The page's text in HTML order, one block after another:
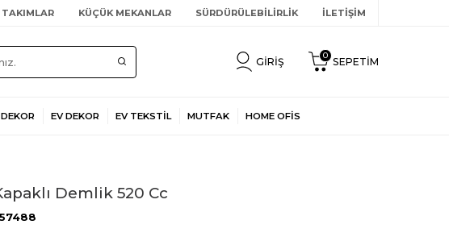
TAKIMLAR KÜÇÜK MEKANLAR SÜRDÜRÜLEBİLİRLİK İLETİŞİM
GIRIŞ 0 SEPETIM
EV DEKOR EV TEKSTİL MUTFAK HOME OFİS
Demlik 520 Cc